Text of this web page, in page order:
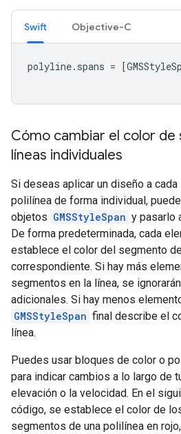
Swift Objective-C
polyline. spans = [
Cómo cambiar el color
líneas individuales
Si deseas aplicar un diseño a
polilínea de forma individual,
objetos GMSStyleSpan y pasarlo
De forma predeterminada, cada
establece el color del segmento
correspondiente. Si hay más
segmentos en la línea, se
adicionales. Si hay menos
GMSStyleSpan final describe el
línea.
Puedes usar bloques de color o
para indicar cambios a lo largo de
elevación o la velocidad. En el
código, se establece el color de
segmentos de una polilínea en